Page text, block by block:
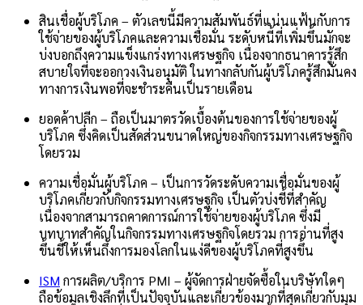
สินเชื่อผู้บริโภค – ตัวเลขนี้มีความสัมพันธ์ที่แน่นแฟ้นกับการ
ใช้จ่ายของผู้บริโภคและความเชื่อมั่น ระดับหนี้ที่เพิ่มขึ้นมักจะ
บ่งบอกถึงความแข็งแกร่งทางเศรษฐกิจ เนื่องจากธนาคารรู้สึก
สบายใจที่จะออกวงเงินอนุมัติ ในทางกลับกันผู้บริโภครู้สึกมั่นคง
ทางการเงินพอที่จะชำระคืนเป็นรายเดือน
ยอดค้าปลีก – ถือเป็นมาตรวัดเบื้องต้นของการใช้จ่ายของผู้
บริโภค ซึ่งคิดเป็นสัดส่วนขนาดใหญ่ของกิจกรรมทางเศรษฐกิจ
โดยรวม
ความเชื่อมั่นผู้บริโภค – เป็นการวัดระดับความเชื่อมั่นของผู้
บริโภคเกี่ยวกับกิจกรรมทางเศรษฐกิจ เป็นตัวบ่งชี้ที่สำคัญ
เนื่องจากสามารถคาดการณ์การใช้จ่ายของผู้บริโภค ซึ่งมี
บทบาทสำคัญในกิจกรรมทางเศรษฐกิจโดยรวม การอ่านที่สูง
ขึ้นชี้ให้เห็นถึงการมองโลกในแง่ดีของผู้บริโภคที่สูงขึ้น
ISM การผลิต/บริการ PMI – ผู้จัดการฝ่ายจัดซื้อในบริษัทใดๆ
ถือข้อมูลเชิงลึกที่เป็นปัจจุบันและเกี่ยวข้องมากที่สุดเกี่ยวกับมุม